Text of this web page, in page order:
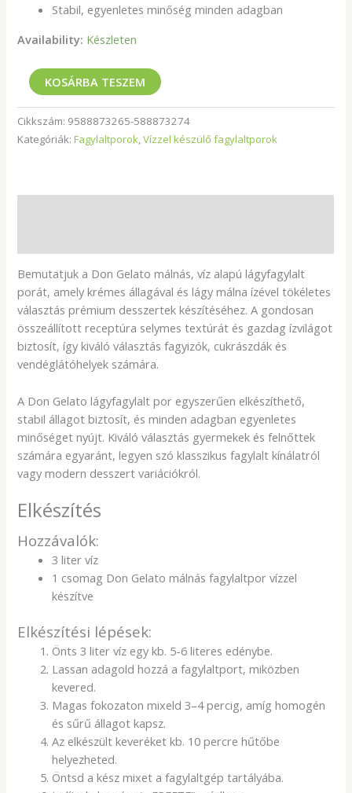
Stabil, egyenletes minőség minden adagban
Availability: Készleten
KOSÁRBA TESZEM
Cikkszám: 9588873265-588873274
Kategóriák:Fagylaltporok,Vízzel készülő fagylaltporok
Bemutatjuk a Don Gelato málnás, víz alapú lágyfagylalt
porát, amely krémes állagával és lágy málna ízével tökéletes
választás prémium desszertek készítéséhez. A gondosan
összeállított receptúra selymes textúrát és gazdag ízvilágot
biztosít, így kiváló választás fagyizók, cukrászdák és
vendéglátóhelyek számára.
A Don Gelato lágyfagylalt por egyszerűen elkészíthető,
stabil állagot biztosít, és minden adagban egyenletes
minőséget nyújt. Kiváló választás gyermekek és felnőttek
számára egyaránt, legyen szó klasszikus fagylalt kínálatról
vagy modern desszert variációkról.
Elkészítés
Hozzávalók:
3 liter víz
1 csomag Don Gelato málnás fagylaltpor vízzel
készítve
Elkészítési lépések:
Önts 3 liter víz egy kb. 5-6 literes edénybe.
Lassan adagold hozzá a fagylaltport, miközben
kevered.
Magas fokozaton mixeld 3–4 percig, amíg homogén
és sűrű állagot kapsz.
Az elkészült keveréket kb. 10 percre hűtőbe
helyezheted.
Öntsd a kész mixet a fagylaltgép tartályába.